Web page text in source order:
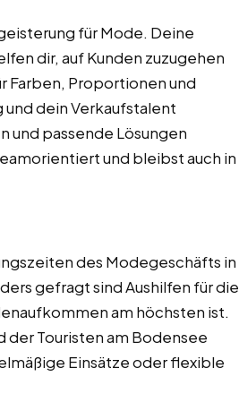
für Mode. Deine
dir, auf Kunden zuzugehen
Farben, Proportionen und
dein Verkaufstalent
und passende Lösungen
und bleibst auch in
des Modegeschäfts in
gefragt sind Aushilfen für die
am höchsten ist.
der Touristen am Bodensee
Einsätze oder flexible